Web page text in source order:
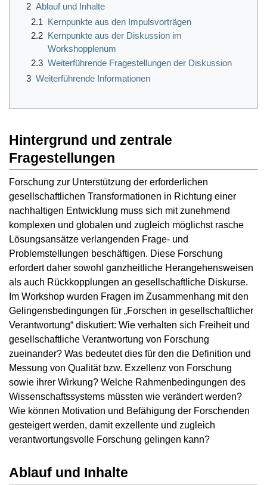
2 Ablauf und Inhalte
2.1 Kernpunkte aus den Impulsvorträgen
2.2 Kernpunkte aus der Diskussion im
Workshopplenum
2.3 Weiterführende Fragestellungen der Diskussion
3 Weiterführende Informationen
Hintergrund und zentrale
Fragestellungen
Forschung zur Unterstützung der erforderlichen
gesellschaftlichen Transformationen in Richtung einer
nachhaltigen Entwicklung muss sich mit zunehmend
komplexen und globalen und zugleich möglichst rasche
Lösungsansätze verlangenden Frage- und
Problemstellungen beschäftigen. Diese Forschung
erfordert daher sowohl ganzheitliche Herangehensweisen
als auch Rückkopplungen an gesellschaftliche Diskurse.
Im Workshop wurden Fragen im Zusammenhang mit den
Gelingensbedingungen für „Forschen in gesellschaftlicher
Verantwortung“ diskutiert: Wie verhalten sich Freiheit und
gesellschaftliche Verantwortung von Forschung
zueinander? Was bedeutet dies für den die Definition und
Messung von Qualität bzw. Exzellenz von Forschung
sowie ihrer Wirkung? Welche Rahmenbedingungen des
Wissenschaftssystems müssten wie verändert werden?
Wie können Motivation und Befähigung der Forschenden
gesteigert werden, damit exzellente und zugleich
verantwortungsvolle Forschung gelingen kann?
Ablauf und Inhalte